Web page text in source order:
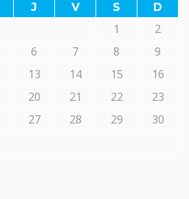
J V S D
1
2
6 7 8
9
13 14 15
16
20 21 22
23
27 28 29
30